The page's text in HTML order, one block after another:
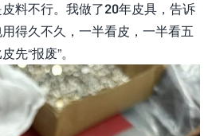
料不行。我做了20年皮具，告诉
得久不久，一半看皮，一半看五
先“报废”。